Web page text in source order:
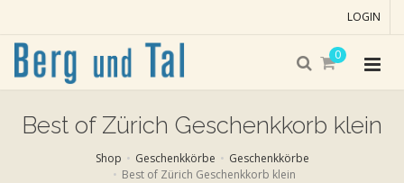
LOGIN
0
Best of Zürich Geschenkkorb klein
Shop Geschenkkörbe
Geschenkkörbe
Best of Zürich Geschenkkorb klein